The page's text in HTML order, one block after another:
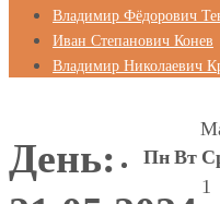
Владимир Фёдорович
Иван Степанович Конев
Владимир Николаевич
День:
Пн Вт
1